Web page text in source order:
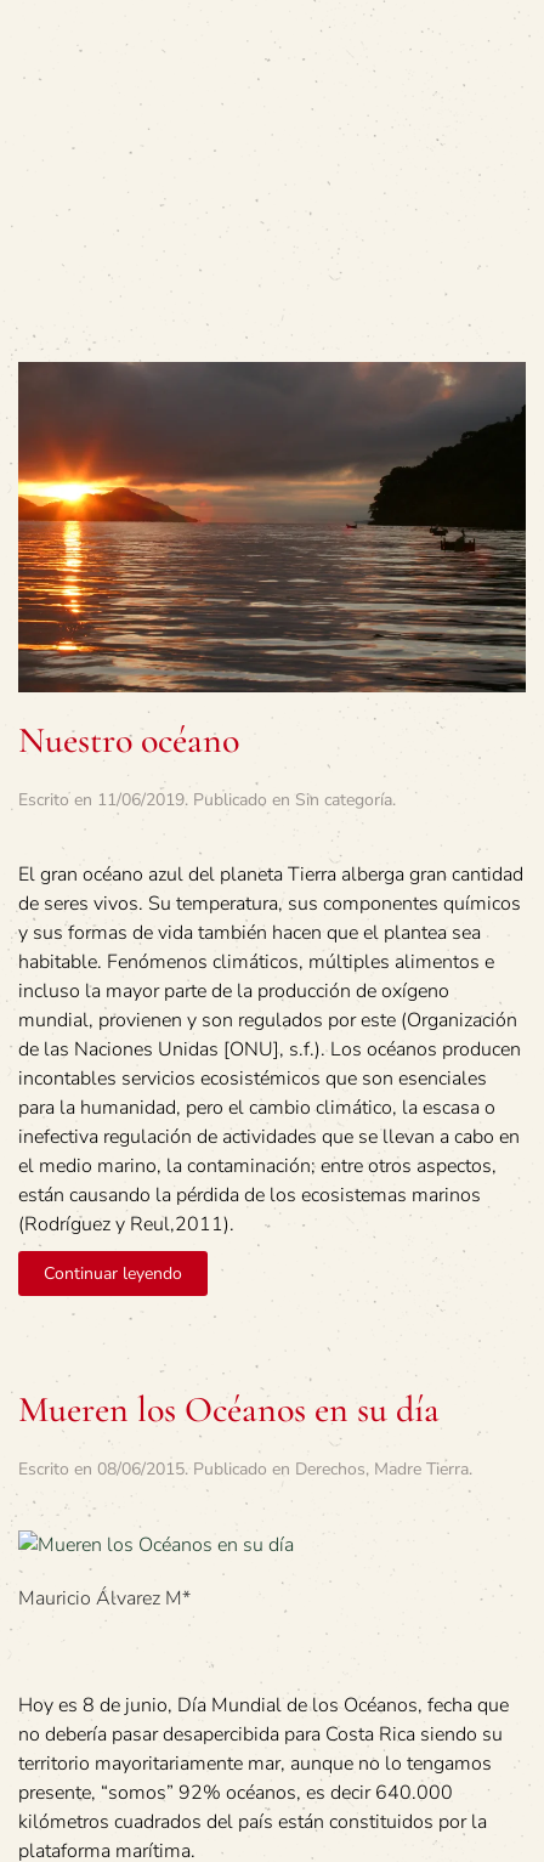
Nuestro océano
Escrito en 11/06/2019. Publicado en Sin categoría.
El gran océano azul del planeta Tierra alberga gran cantidad
de seres vivos. Su temperatura, sus componentes químicos
y sus formas de vida también hacen que el plantea sea
habitable. Fenómenos climáticos, múltiples alimentos e
incluso la mayor parte de la producción de oxígeno
mundial, provienen y son regulados por este (Organización
de las Naciones Unidas [ONU], s.f.). Los océanos producen
incontables servicios ecosistémicos que son esenciales
para la humanidad, pero el cambio climático, la escasa o
inefectiva regulación de actividades que se llevan a cabo en
el medio marino, la contaminación; entre otros aspectos,
están causando la pérdida de los ecosistemas marinos
(Rodríguez y Reul,2011).
Continuar leyendo
Mueren los Océanos en su día
Escrito en 08/06/2015. Publicado en Derechos, Madre Tierra.
Mauricio Álvarez M*
Hoy es 8 de junio, Día Mundial de los Océanos, fecha que
no debería pasar desapercibida para Costa Rica siendo su
territorio mayoritariamente mar, aunque no lo tengamos
presente, “somos” 92% océanos, es decir 640.000
kilómetros cuadrados del país están constituidos por la
plataforma marítima.